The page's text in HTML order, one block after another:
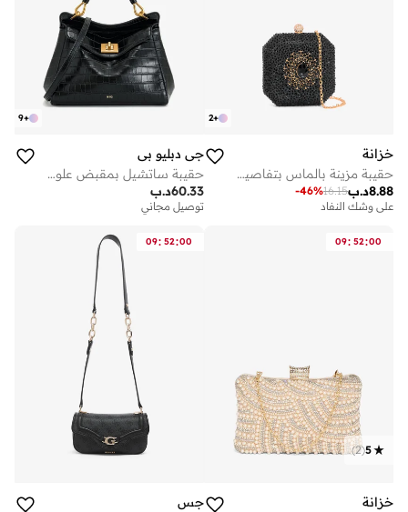
+
2
خزانة
حقيبة مزينة بالماس بتفاصيل ذهبية
د.ب8.88
16.15
-46%
على وشك النفاد
+
9
جي دبليو بي
حقيبة ساتشيل بمقبض علوي لوسيا
د.ب60.33
توصيل مجاني
09: 52:00
5
(
2
)
خزانة
09: 52:00
جس